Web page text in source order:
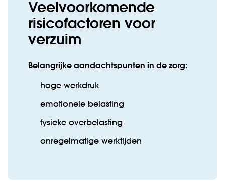
Veelvoorkomende
risicofactoren voor
verzuim
Belangrijke aandachtspunten in de zorg:
hoge werkdruk
emotionele belasting
fysieke overbelasting
onregelmatige werktijden